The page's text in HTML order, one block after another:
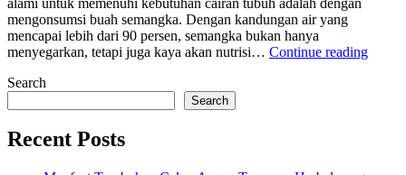
mengonsumsi buah semangka. Dengan kandungan air yang
mencapai lebih dari 90 persen, semangka bukan hanya
menyegarkan, tetapi juga kaya akan nutrisi… Continue reading
Search
Search
Recent Posts